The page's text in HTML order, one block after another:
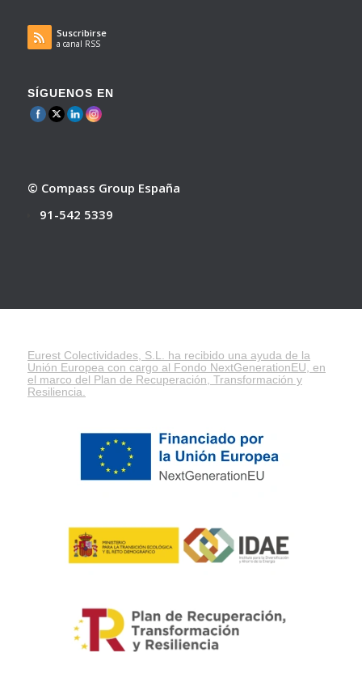
Suscribirse
a canal RSS
SÍGUENOS EN
© Compass Group España
91-542 5339
Eurest Colectividades, S.L. ha recibido una ayuda de la
Unión Europea con cargo al Fondo NextGenerationEU, en
el marco del Plan de Recuperación, Transformación y
Resiliencia